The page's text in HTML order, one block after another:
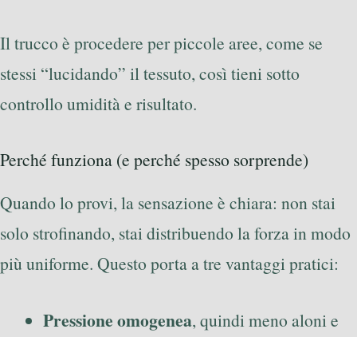
Il trucco è procedere per piccole aree, come se
stessi “lucidando” il tessuto, così tieni sotto
controllo umidità e risultato.
Perché funziona (e perché spesso sorprende)
Quando lo provi, la sensazione è chiara: non stai
solo strofinando, stai distribuendo la forza in modo
più uniforme. Questo porta a tre vantaggi pratici:
Pressione omogenea, quindi meno aloni e